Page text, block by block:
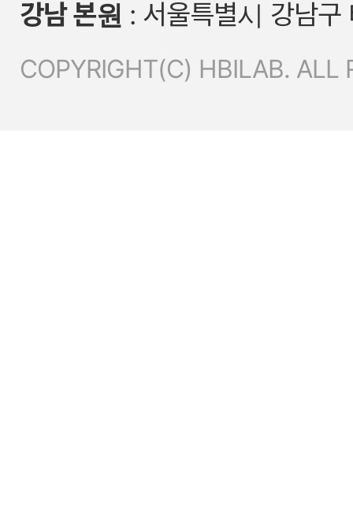
강남 본원 : 서울특별시 강남
COPYRIGHT(C) HBILAB. ALL